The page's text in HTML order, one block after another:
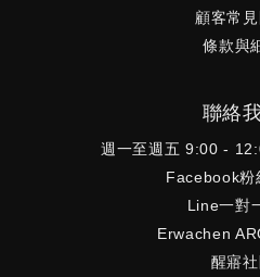
顧客常
條款與
聯絡
週一至週五 9:00 -
Facebook粉
Line一對
Erwachen
醒寤社